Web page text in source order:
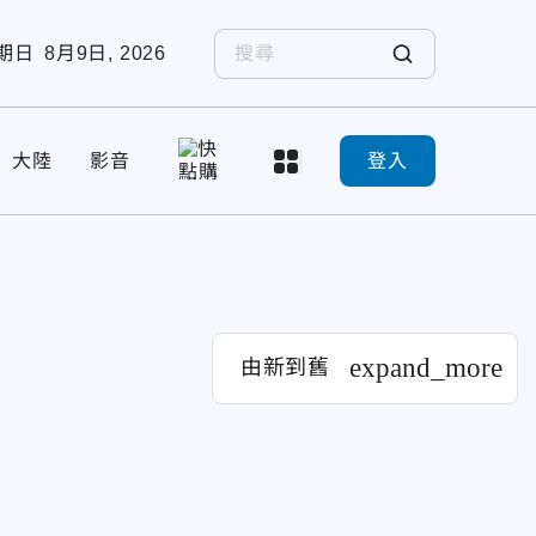
日 8月9日, 2026
大陸 影音 登入
由新到舊 expand_more